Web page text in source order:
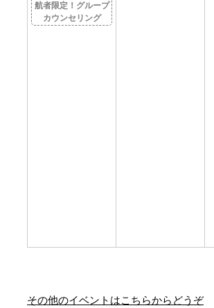
航者限定！グループ
カウンセリング
その他のイベントはこちらからどうぞ